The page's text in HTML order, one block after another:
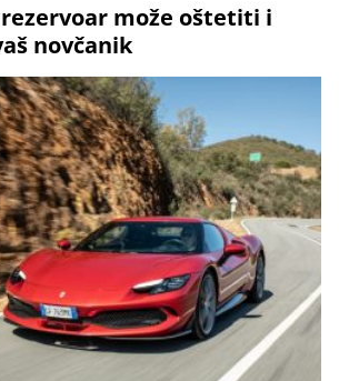
može oštetiti i
novčanik